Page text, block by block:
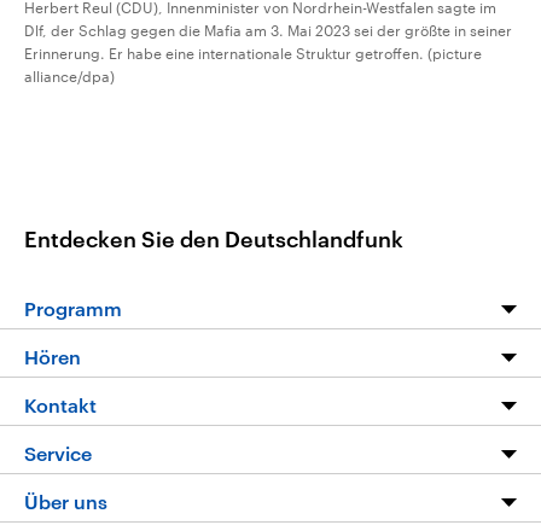
Herbert Reul (CDU), Innenminister von Nordrhein-Westfalen sagte im
Dlf, der Schlag gegen die Mafia am 3. Mai 2023 sei der größte in seiner
Erinnerung. Er habe eine internationale Struktur getroffen. (picture
alliance/dpa)
Entdecken Sie den Deutschlandfunk
Programm
Programm
Die Nachrichten
Nachrichtenleicht
Neue Beiträge auf dlf.de
Hören
Livestream
Podcasts
Deutschlandfunk App
Kontakt
Hörerservice
Service
FAQ
Über uns